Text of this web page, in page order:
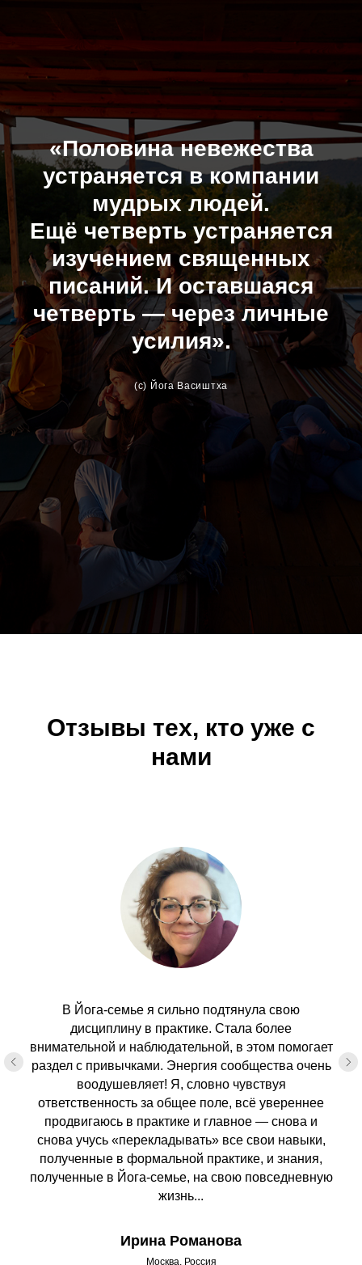
«Половина невежества
устраняется в компании
мудрых людей.
Ещё четверть устраняется
изучением священных
писаний. И оставшаяся
четверть — через личные
усилия».
(c) Йога Васиштха
Отзывы тех, кто уже с
нами
В Йога-семье я сильно подтянула свою
дисциплину в практике. Стала более
внимательной и наблюдательной, в этом помогает
раздел с привычками. Энергия сообщества очень
воодушевляет! Я, словно чувствуя
ответственность за общее поле, всё увереннее
продвигаюсь в практике и главное — снова и
снова учусь «перекладывать» все свои навыки,
полученные в формальной практике, и знания,
полученные в Йога-семье, на свою повседневную
жизнь...
Ирина Романова
Москва, Россия